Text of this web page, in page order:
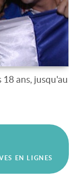
ans, jusqu'au
EN LIGNES